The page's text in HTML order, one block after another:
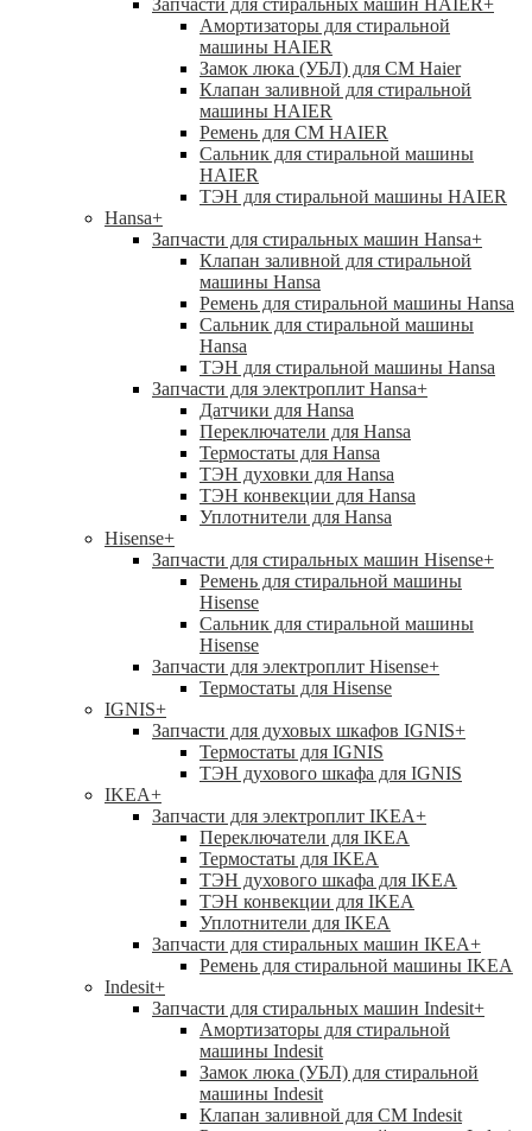
Запчасти для стиральных машин HAIER+
Амортизаторы для стиральной
машины HAIER
Замок люка (УБЛ) для СМ Haier
Клапан заливной для стиральной
машины HAIER
Ремень для СМ HAIER
Сальник для стиральной машины
HAIER
ТЭН для стиральной машины HAIER
Hansa+
Запчасти для стиральных машин Hansa+
Клапан заливной для стиральной
машины Hansa
Ремень для стиральной машины Hansa
Сальник для стиральной машины
Hansa
ТЭН для стиральной машины Hansa
Запчасти для электроплит Hansa+
Датчики для Hansa
Переключатели для Hansa
Термостаты для Hansa
ТЭН духовки для Hansa
ТЭН конвекции для Hansa
Уплотнители для Hansa
Hisense+
Запчасти для стиральных машин Hisense+
Ремень для стиральной машины
Hisense
Сальник для стиральной машины
Hisense
Запчасти для электроплит Hisense+
Термостаты для Hisense
IGNIS+
Запчасти для духовых шкафов IGNIS+
Термостаты для IGNIS
ТЭН духового шкафа для IGNIS
IKEA+
Запчасти для электроплит IKEA+
Переключатели для IKEA
Термостаты для IKEA
ТЭН духового шкафа для IKEA
ТЭН конвекции для IKEA
Уплотнители для IKEA
Запчасти для стиральных машин IKEA+
Ремень для стиральной машины IKEA
Indesit+
Запчасти для стиральных машин Indesit+
Амортизаторы для стиральной
машины Indesit
Замок люка (УБЛ) для стиральной
машины Indesit
Клапан заливной для СМ Indesit